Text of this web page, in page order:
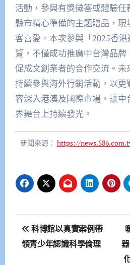
活動，參與有獎徵答或體驗
縣市精心準備的主題贈品，
客喜愛。本次參與「2025香
覽，不僅成功推廣中台灣品
促成文創業者的合作交流。
持續參與海外行銷活動，以更
容深入港澳及國際市場，讓
界舞台上持續發光。
新聞來源： https://
文
章
科博館以真實案例帶
領青少年認識科學倫理